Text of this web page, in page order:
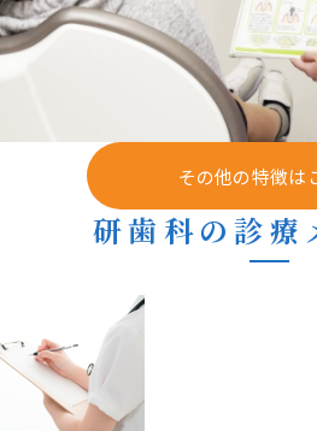
その他の特徴は
研歯科の診療